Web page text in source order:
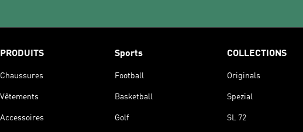
PRODUITS
Chaussures
Vêtements
Accessoires
Sports
Football
Basketball
Golf
COLLECTIONS
Originals
Spezial
SL 72